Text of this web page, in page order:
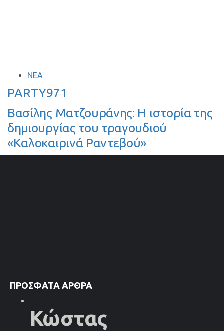
TAGS ΝΈΑ
PARTY971
Βασίλης Ματζουράνης: Η ιστορία της
δημιουργίας του τραγουδιού
«Καλοκαιρινά Ραντεβού»
ΠΡΌΣΦΑΤΑ ΆΡΘΡΑ
Κώστας